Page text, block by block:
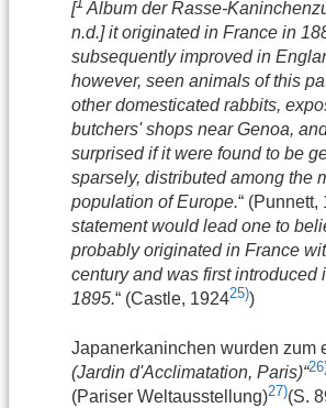
[ Album der Rasse-
n.d.] it originated in France in
subsequently improved in
however, seen animals of this
other domesticated rabbits,
butchers' shops near Genoa,
surprised if it were found to be
sparsely, distributed among the
population of Europe.“ (Punnett,
statement would lead one to
probably originated in France
century and was first introduced
1895.“ (Castle, 192425))
Japanerkaninchen wurden zum
(Jardin d'Acclimatation, Paris)“
(Pariser Weltausstellung)27)(S.